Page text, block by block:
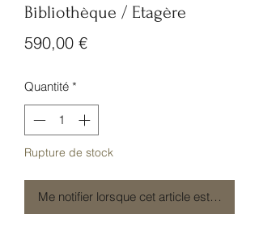
Bibliothèque / Etagère
590,00 €Prix
Quantité *
Rupture de stock
Me notifier lorsque cet article est disponible